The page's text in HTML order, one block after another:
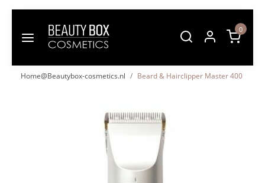
0
Home@Beautybox-cosmetics.nl Beard & Hairclipper Master 400